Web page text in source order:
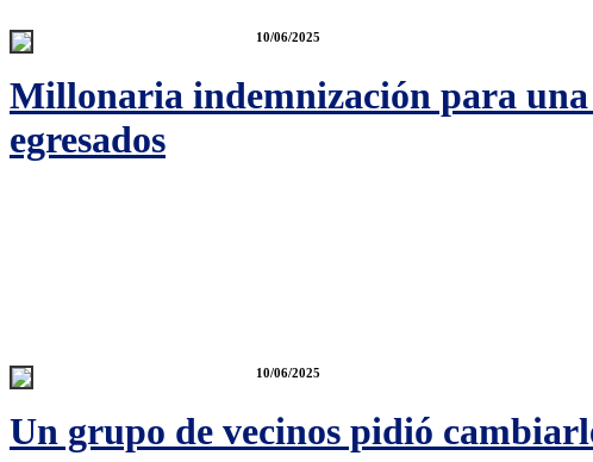
10/06/2025
Millonaria indemnización para
egresados
10/06/2025
Un grupo de vecinos pidió